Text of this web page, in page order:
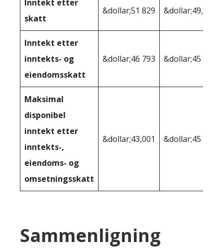
Inntekt etter
skatt
&dollar;51 829 &dollar;49,270
Inntekt etter
inntekts- og
eiendomsskatt
&dollar;46 793 &dollar;45 318
Maksimal
disponibel
inntekt etter
inntekts-,
eiendoms- og
omsetningsskatt
&dollar;43,001 &dollar;45 318
Sammenligning